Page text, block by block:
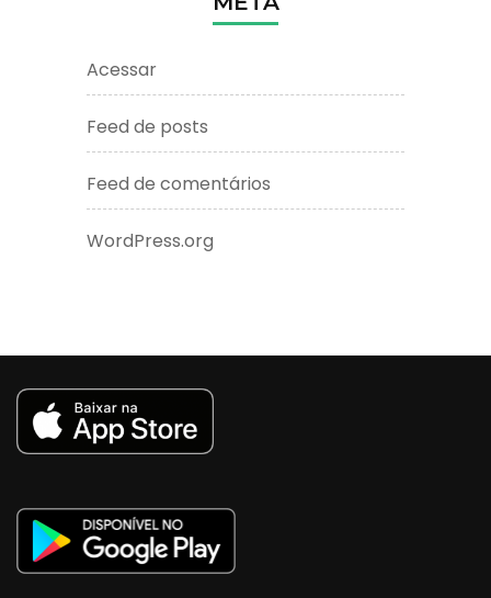
Acessar
Feed de posts
Feed de comentários
WordPress.org